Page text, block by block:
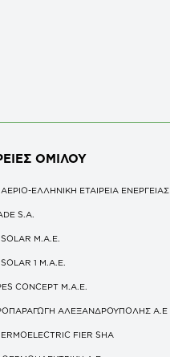
ΟΜΙΛΟΥ
ΕΛΛΗΝΙΚΗ ΕΤΑΙΡΕΙΑ ΕΝΕΡΓΕΙΑΣ
S.A.
M.Α.Ε.
1 M.Α.Ε.
CONCEPT Μ.Α.Ε.
ΑΛΕΞΑΝΔΡΟΥΠΟΛΗΣ A.E
FIER SHA